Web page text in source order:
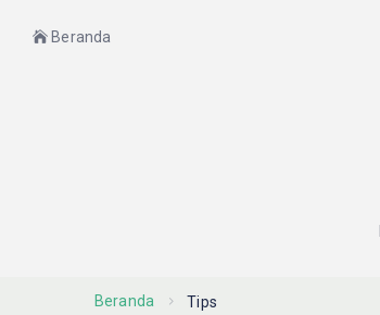
Beranda
Beranda Tips